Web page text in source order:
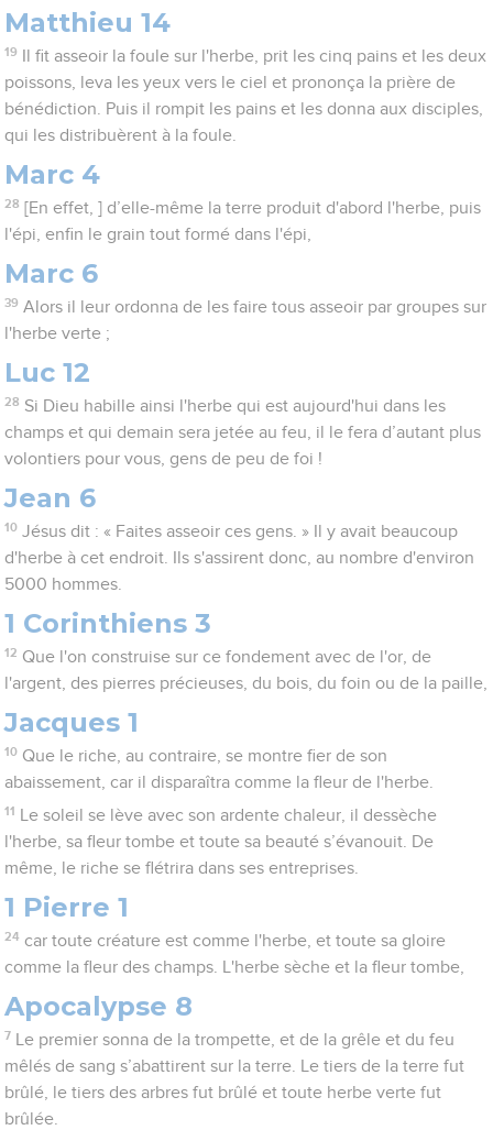
Matthieu 14
19
Il fit asseoir la foule sur l'herbe, prit les cinq pains et les deux
poissons, leva les yeux vers le ciel et prononça la prière de
bénédiction. Puis il rompit les pains et les donna aux disciples,
qui les distribuèrent à la foule.
Marc 4
28 [En effet, ] d’elle-même la terre produit d'abord l'herbe, puis
l'épi, enfin le grain tout formé dans l'épi,
Marc 6
39 Alors il leur ordonna de les faire tous asseoir par groupes sur
l'herbe verte ;
Luc 12
28 Si Dieu habille ainsi l'herbe qui est aujourd'hui dans les
champs et qui demain sera jetée au feu, il le fera d’autant plus
volontiers pour vous, gens de peu de foi !
Jean 6
10 Jésus dit : « Faites asseoir ces gens. » Il y avait beaucoup
d'herbe à cet endroit. Ils s'assirent donc, au nombre d'environ
5000 hommes.
1 Corinthiens 3
12 Que l'on construise sur ce fondement avec de l'or, de
l'argent, des pierres précieuses, du bois, du foin ou de la paille,
Jacques 1
10 Que le riche, au contraire, se montre fier de son
abaissement, car il disparaîtra comme la fleur de l'herbe.
11
Le soleil se lève avec son ardente chaleur, il dessèche
l'herbe, sa fleur tombe et toute sa beauté s’évanouit. De
même, le riche se flétrira dans ses entreprises.
1 Pierre 1
24 car toute créature est comme l'herbe, et toute sa gloire
comme la fleur des champs. L'herbe sèche et la fleur tombe,
Apocalypse 8
7
Le premier sonna de la trompette, et de la grêle et du feu
mêlés de sang s’abattirent sur la terre. Le tiers de la terre fut
brûlé, le tiers des arbres fut brûlé et toute herbe verte fut
brûlée.